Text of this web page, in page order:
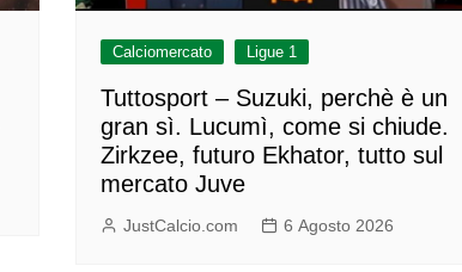
Calciomercato Ligue 1
Tuttosport – Suzuki, perchè è un
gran sì. Lucumì, come si chiude.
Zirkzee, futuro Ekhator, tutto sul
mercato Juve
JustCalcio.com 6 Agosto 2026